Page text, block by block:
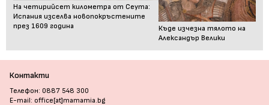
На четирийсет километра от Сеута:
Испания изселва новопокръстените
през 1609 година
Къде изчезна тялото на
Александър Велики
Контакти
Телефон: 0887 548 300
E-mail: office[at]mamamia.bg